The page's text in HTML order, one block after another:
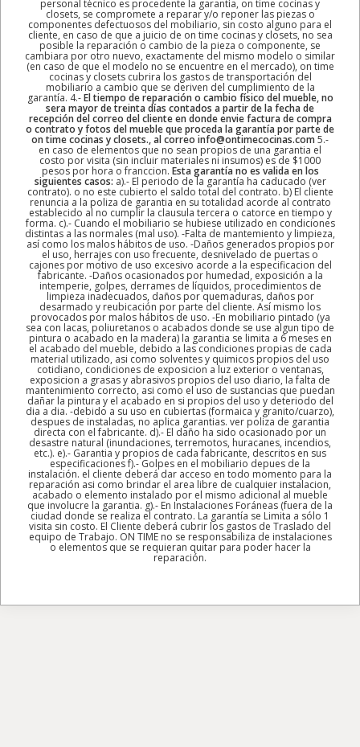
personal técnico es procedente la garantía, on time cocinas y
closets, se compromete a reparar y/o reponer las piezas o
componentes defectuosos del mobiliario, sin costo alguno para el
cliente, en caso de que a juicio de on time cocinas y closets, no sea
posible la reparación o cambio de la pieza o componente, se
cambiara por otro nuevo, exactamente del mismo modelo o similar
(en caso de que el modelo no se encuentre en el mercado), on time
cocinas y closets cubrira los gastos de transportación del
mobiliario a cambio que se deriven del cumplimiento de la
garantía. 4.-El tiempo de reparación o cambio físico del mueble, no
sera mayor de treinta días contados a partir de la fecha de
recepción del correo del cliente en donde envie factura de compra
o contrato y fotos del mueble que proceda la garantía por parte de
on time cocinas y closets., al correo info@ontimecocinas.com 5.-
en caso de elementos que no sean propios de una garantia el
costo por visita (sin incluir materiales ni insumos) es de $1000
pesos por hora o franccion. Esta garantía no es valida en los
siguientes casos: a).- El periodo de la garantía ha caducado (ver
contrato). o no este cubierto el saldo total del contrato. b) El cliente
renuncia a la poliza de garantia en su totalidad acorde al contrato
establecido al no cumplir la clausula tercera o catorce en tiempo y
forma. c).- Cuando el mobiliario se hubiese utilizado en condiciones
distintas a las normales (mal uso). -Falta de mantemiento y limpieza,
así como los malos hábitos de uso. -Daños generados propios por
el uso, herrajes con uso frecuente, desnivelado de puertas o
cajones por motivo de uso excesivo acorde a la especificacion del
fabricante. -Daños ocasionados por humedad, exposición a la
intemperie, golpes, derrames de líquidos, procedimientos de
limpieza inadecuados, daños por quemaduras, daños por
desarmado y reubicación por parte del cliente. Así mismo los
provocados por malos hábitos de uso. -En mobiliario pintado (ya
sea con lacas, poliuretanos o acabados donde se use algun tipo de
pintura o acabado en la madera) la garantia se limita a 6 meses en
el acabado del mueble, debido a las condiciones propias de cada
material utilizado, asi como solventes y quimicos propios del uso
cotidiano, condiciones de exposicion a luz exterior o ventanas,
exposicion a grasas y abrasivos propios del uso diario, la falta de
mantenimiento correcto, asi como el uso de sustancias que puedan
dañar la pintura y el acabado en si propios del uso y deteriodo del
dia a dia. -debido a su uso en cubiertas (formaica y granito/cuarzo),
despues de instaladas, no aplica garantias. ver poliza de garantia
directa con el fabricante. d).- El daño ha sido ocasionado por un
desastre natural (inundaciones, terremotos, huracanes, incendios,
etc.). e).- Garantia y propios de cada fabricante, descritos en sus
especificaciones f).- Golpes en el mobiliario depues de la
instalación. el cliente deberá dar acceso en todo momento para la
reparación asi como brindar el area libre de cualquier instalacion,
acabado o elemento instalado por el mismo adicional al mueble
que involucre la garantia. g).- En Instalaciones Foráneas (fuera de la
ciudad donde se realiza el contrato. La garantía se Limita a sólo 1
visita sin costo. El Cliente deberá cubrir los gastos de Traslado del
equipo de Trabajo. ON TIME no se responsabiliza de instalaciones
o elementos que se requieran quitar para poder hacer la
reparación.